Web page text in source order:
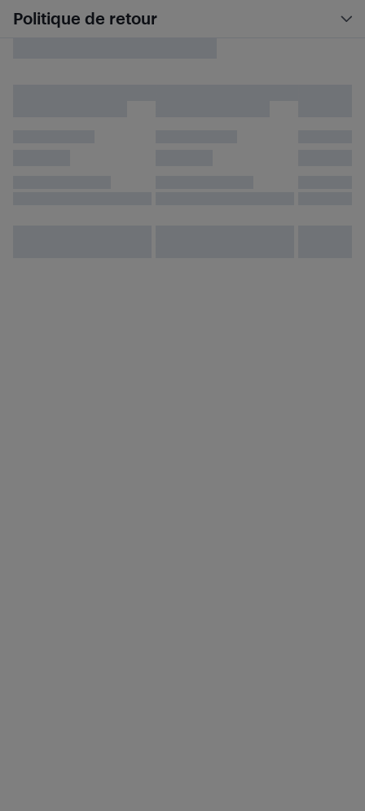
Politique de retour